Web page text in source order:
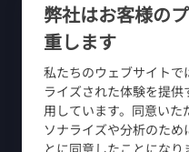
弊社はお客様の
重します
私たちのウェブサイト
ライズされた体験を提
用しています。同意いた
ソナライズや分析のた
とに同意したことにな
NordVPN
当社について
採用情報
VPN無料トライ
VPNルーター